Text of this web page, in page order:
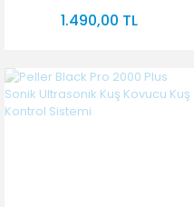
1.490,00 TL